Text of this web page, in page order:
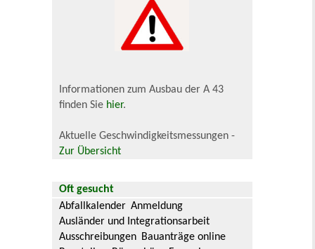
Informationen zum Ausbau der A 43
finden Sie hier.
Aktuelle Geschwindigkeitsmessungen -
Zur Übersicht
Oft gesucht
Abfallkalender Anmeldung
Ausländer und Integrationsarbeit
Ausschreibungen Bauanträge online